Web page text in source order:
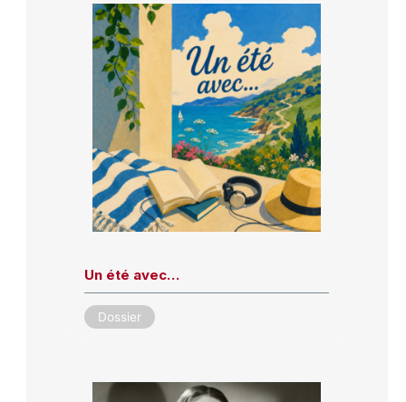
Un été avec…
Dossier